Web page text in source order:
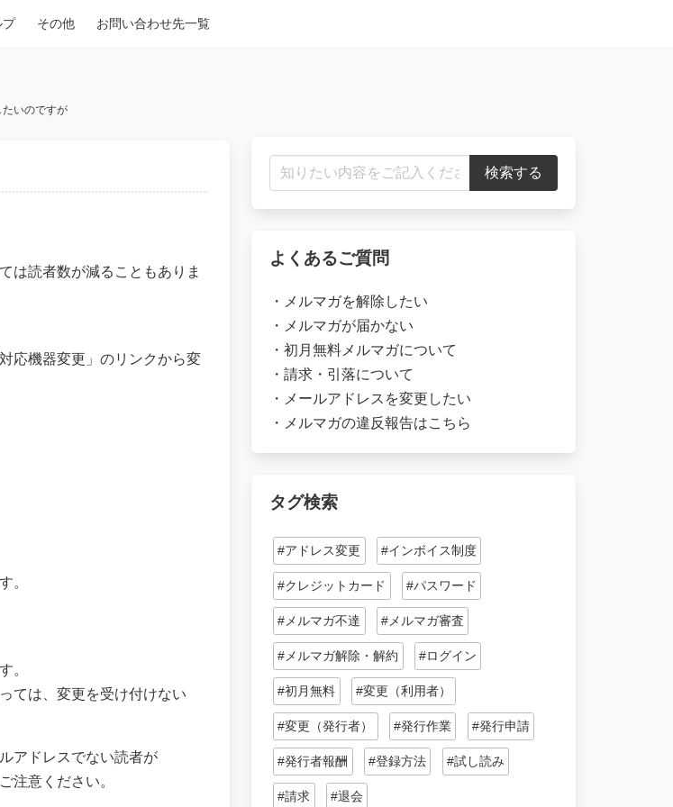
プ その他 お問い合わせ先一覧
たいのですが
は読者数が減ることもありま
応機器変更」のリンクから変
。
。
ては、変更を受け付けない
アドレスでない読者が
注意ください。
よくあるご質問
・ メルマガを解除したい
・ メルマガが届かない
・ 初月無料メルマガについて
・ 請求・引落について
・ メールアドレスを変更したい
・ メルマガの違反報告はこちら
タグ検索
#アドレス変更 #インボイス制度
#クレジットカード #パスワード
#メルマガ不達 #メルマガ審査
#メルマガ解除・解約 #ログイン
#初月無料 #変更（利用者）
#変更（発行者） #発行作業 #発行申請
#発行者報酬 #登録方法 #試し読み
#請求 #退会